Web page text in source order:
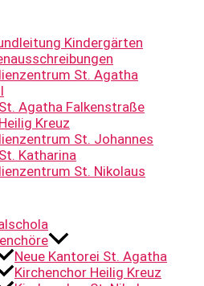
Kindergärten
St. Agatha
Agatha Falkenstraße
Kreuz
St. Johannes
Katharina
St. Nikolaus
Neue Kantorei St. Agatha
Kirchenchor Heilig Kreuz